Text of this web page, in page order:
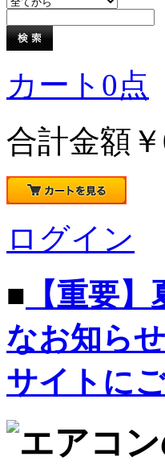
カート 0点
合計金額
ログイン
■ 【重要
なお知ら
サイトに